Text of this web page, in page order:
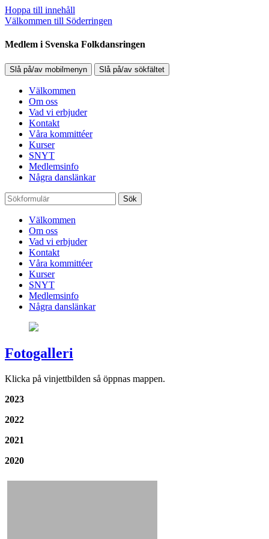
Hoppa till innehåll
Välkommen till Söderringen
Medlem i Svenska Folkdansringen
Slå på/av mobilmenyn Slå på/av sökfältet
Välkommen
Om oss
Vad vi erbjuder
Kontakt
Våra kommittéer
Kurser
SNYT
Medlemsinfo
Några danslänkar
Sök
Välkommen
Om oss
Vad vi erbjuder
Kontakt
Våra kommittéer
Kurser
SNYT
Medlemsinfo
Några danslänkar
Fotogalleri
Klicka på vinjettbilden så öppnas mappen.
2023
2022
2021
2020